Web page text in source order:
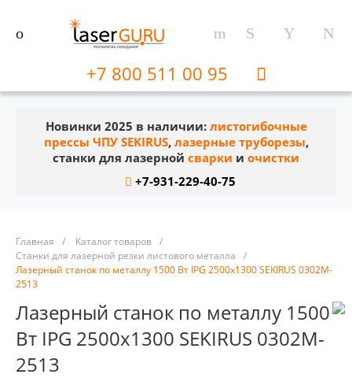
+7 800 511 00 95
Новинки 2025 в наличии: листогибочные
прессы ЧПУ SEKIRUS, лазерные труборезы,
станки для лазерной сварки и очистки
+7-931-229-40-75
Главная / Каталог товаров /
Станки для лазерной резки листового металла
/
Лазерный станок по металлу 1500 Вт IPG 2500х1300 SEKIRUS 0302M-
2513
Лазерный станок по металлу 1500
Вт IPG 2500х1300 SEKIRUS 0302M-
2513